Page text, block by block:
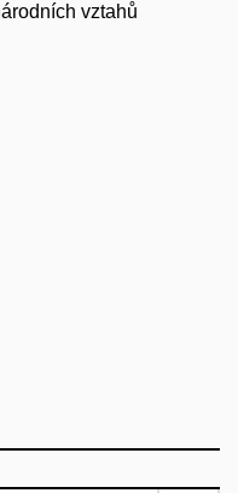
vztahů